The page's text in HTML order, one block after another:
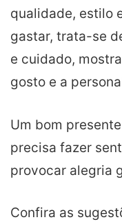
qualidade, estilo
gastar, trata-se
e cuidado,
gosto e a
Um bom
precisa fazer
provocar alegria
Confira as